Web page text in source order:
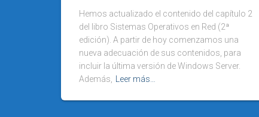
Hemos actualizado el contenido del capítulo 2
del libro Sistemas Operativos en Red (2ª
edición). A partir de hoy comenzamos una
nueva adecuación de sus contenidos, para
incluir la última versión de Windows Server.
Además,
Leer más…